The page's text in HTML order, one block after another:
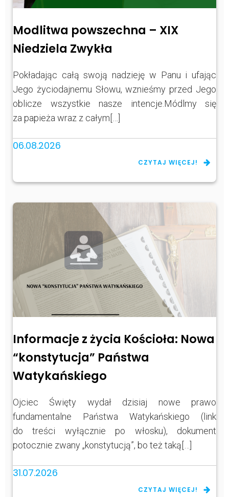
Modlitwa powszechna – XIX
Niedziela Zwykła
Pokładając całą swoją nadzieję w Panu i ufając
Jego życiodajnemu Słowu, wznieśmy przed Jego
oblicze wszystkie nasze intencje.Módlmy się
za papieża wraz z całym[…]
06.08.2026
CZYTAJ WIĘCEJ!
Informacje z życia Kościoła: Nowa
“konstytucja” Państwa
Watykańskiego
Ojciec Święty wydał dzisiaj nowe prawo
fundamentalne Państwa Watykańskiego (link
do treści wyłącznie po włosku), dokument
potocznie zwany „konstytucją”, bo też taką[…]
31.07.2026
CZYTAJ WIĘCEJ!